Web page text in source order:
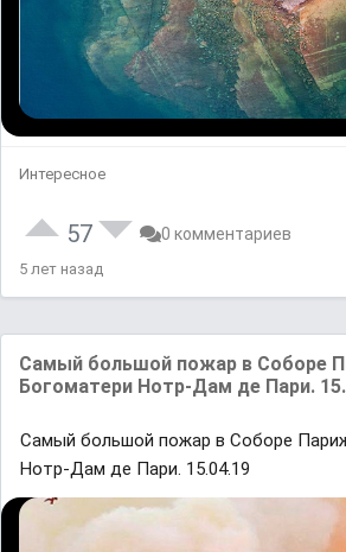
Интересное
57 0 комментариев
5 лет назад
Самый большой пожар в Соборе
Богоматери Нотр-Дам де Пари.
Самый большой пожар в Соборе
Нотр-Дам де Пари. 15.04.19